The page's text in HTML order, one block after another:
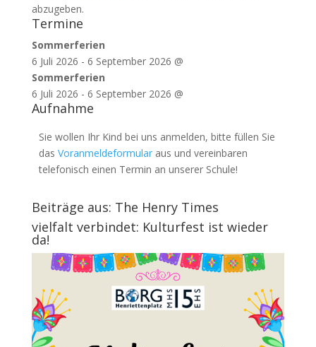
abzugeben.
Termine
Sommerferien
6 Juli 2026 - 6 September 2026 @
Sommerferien
6 Juli 2026 - 6 September 2026 @
Aufnahme
Sie wollen Ihr Kind bei uns anmelden, bitte füllen Sie
das Voranmeldeformularaus und vereinbaren
telefonisch einen Termin an unserer Schule!
Beiträge aus: The Henry Times
vielfalt verbindet: Kulturfest ist wieder
da!